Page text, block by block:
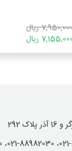
ریال
7,155,000 ریال
292